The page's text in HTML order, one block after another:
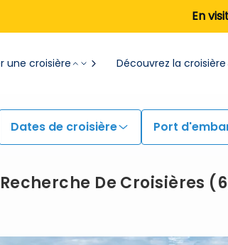
En
une croisière Découvrez la croisière
Dates de croisière Port
De Croisières (6